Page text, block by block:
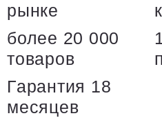
рынке
более 20 000
товаров
Гарантия 18
месяцев